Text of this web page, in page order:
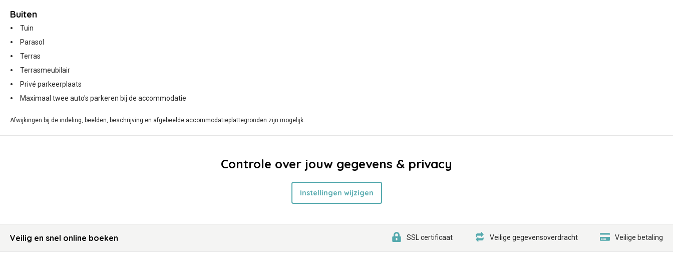
Buiten
Tuin
Parasol
Terras
Terrasmeubilair
Privé parkeerplaats
Maximaal twee auto's parkeren bij de accommodatie
Afwijkingen bij de indeling, beelden, beschrijving en afgebeelde accommodatieplattegronden zijn mogelijk.
Controle over jouw gegevens & privacy
Instellingen wijzigen
Veilig en snel online boeken SSL certificaat Veilige gegevensoverdracht Veilige betaling